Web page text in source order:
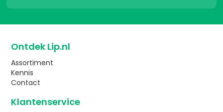
Ontdek Lip.nl
Assortiment
Kennis
Contact
Klantenservice